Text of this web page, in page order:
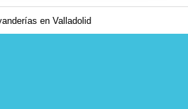
en Valladolid